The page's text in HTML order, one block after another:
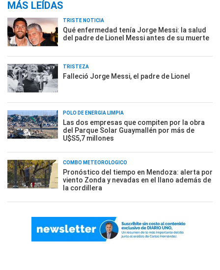
MÁS LEÍDAS
TRISTE NOTICIA
Qué enfermedad tenía Jorge Messi: la salud
del padre de Lionel Messi antes de su muerte
TRISTEZA
Falleció Jorge Messi, el padre de Lionel
POLO DE ENERGÍA LIMPIA
Las dos empresas que compiten por la obra
del Parque Solar Guaymallén por más de
U$S5,7 millones
COMBO METEOROLÓGICO
Pronóstico del tiempo en Mendoza: alerta por
viento Zonda y nevadas en el llano además de
la cordillera